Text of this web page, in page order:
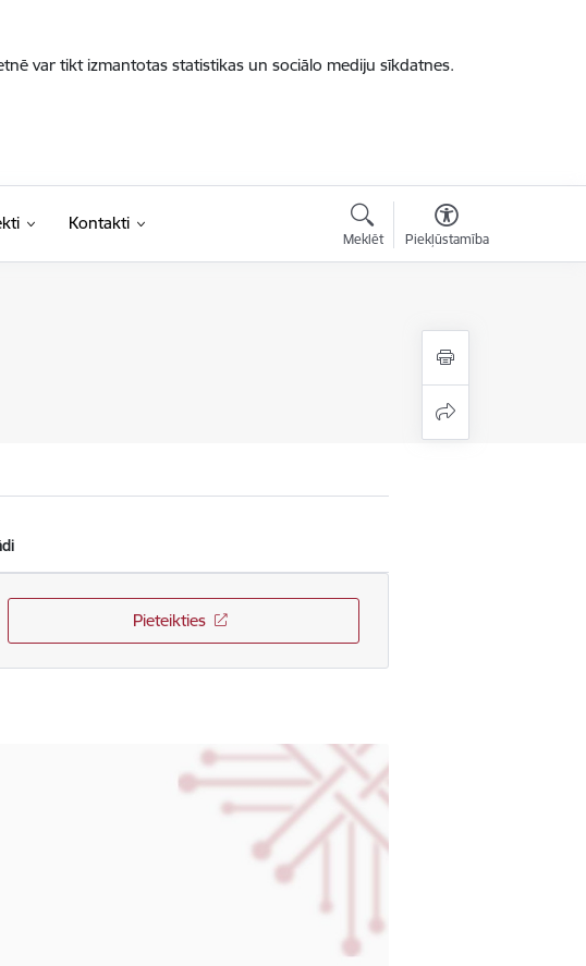
var tikt izmantotas statistikas un sociālo mediju sīkdatnes.
Kontakti
Meklēt Piekļūstamība
Pieteikties